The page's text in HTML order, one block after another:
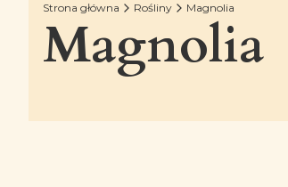
Strona główna Rośliny Magnolia
Magnolia